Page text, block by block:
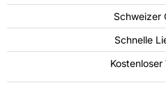
Schweizer
Schnelle
Kostenloser